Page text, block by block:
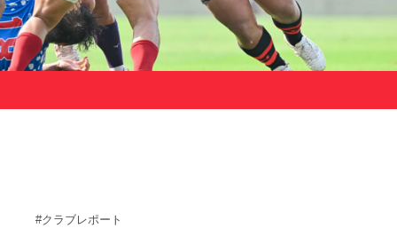
お問い合わせ
プライバシーポリシー
#クラブレポート